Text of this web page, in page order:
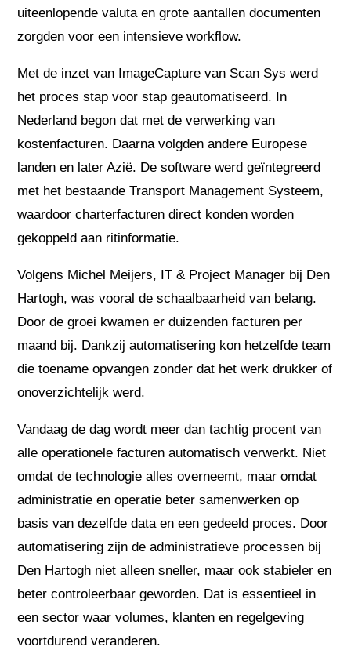
uiteenlopende valuta en grote aantallen documenten
zorgden voor een intensieve workflow.
Met de inzet van ImageCapture van Scan Sys werd
het proces stap voor stap geautomatiseerd. In
Nederland begon dat met de verwerking van
kostenfacturen. Daarna volgden andere Europese
landen en later Azië. De software werd geïntegreerd
met het bestaande Transport Management Systeem,
waardoor charterfacturen direct konden worden
gekoppeld aan ritinformatie.
Volgens Michel Meijers, IT & Project Manager bij Den
Hartogh, was vooral de schaalbaarheid van belang.
Door de groei kwamen er duizenden facturen per
maand bij. Dankzij automatisering kon hetzelfde team
die toename opvangen zonder dat het werk drukker of
onoverzichtelijk werd.
Vandaag de dag wordt meer dan tachtig procent van
alle operationele facturen automatisch verwerkt. Niet
omdat de technologie alles overneemt, maar omdat
administratie en operatie beter samenwerken op
basis van dezelfde data en een gedeeld proces. Door
automatisering zijn de administratieve processen bij
Den Hartogh niet alleen sneller, maar ook stabieler en
beter controleerbaar geworden. Dat is essentieel in
een sector waar volumes, klanten en regelgeving
voortdurend veranderen.